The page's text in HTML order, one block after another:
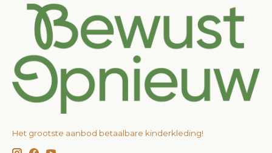
Het grootste aanbod betaalbare kinderkleding!